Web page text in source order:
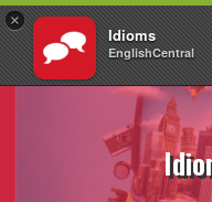
×
Idioms
EnglishCentral
Skip